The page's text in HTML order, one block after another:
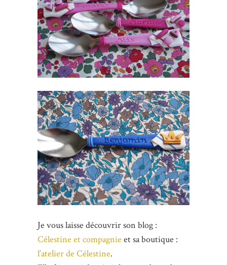
Je vous laisse découvrir son blog :
Célestine et compagnie et sa boutique :
l’atelier de Célestine.